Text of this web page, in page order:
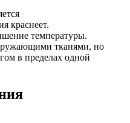
краснеет.
температуры.
тканями, но
в пределах одной